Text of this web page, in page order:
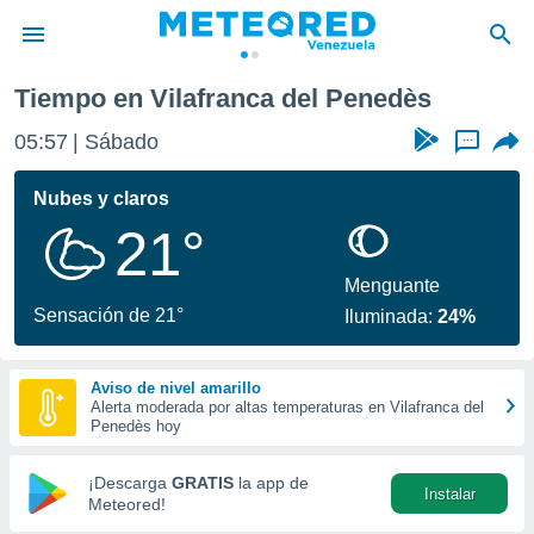
de
ha
calidad.
a este
las
y
forma
digital
basada
Tiempo en Vilafranca del Penedès
05:57 Sábado ...
Nubes y claros
21°
Sensación de 21°
Menguante
Iluminada:24%
Aviso de nivel amarillo
Alerta moderada por altas temperaturas en Vilafranca del
Penedès hoy
¡Descarga GRATIS la app de
Meteored!
Instalar